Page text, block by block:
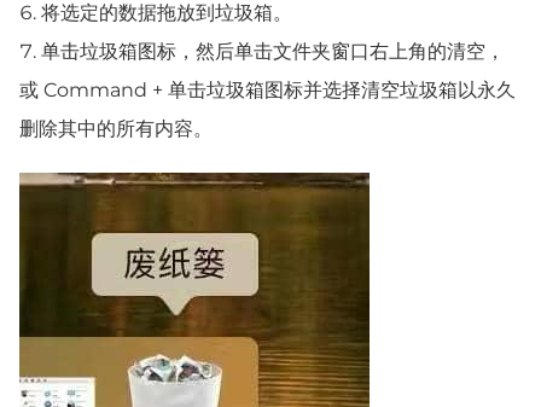
将选定的数据拖放到垃圾箱。
单击垃圾箱图标，然后单击文件夹窗口右上角的清空，
或 Command + 单击垃圾箱图标并选择清空垃圾箱以永久
删除其中的所有内容。